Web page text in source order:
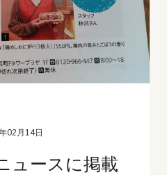
02月14日
ュースに掲載